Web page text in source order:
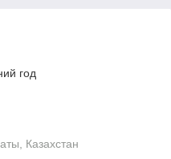
год
Казахстан